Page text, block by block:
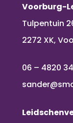
Voorburg-
Tulpentuin
2272 XK,
06 – 4820